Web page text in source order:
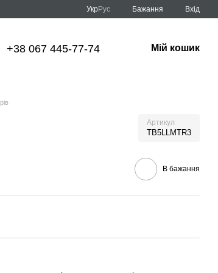
УкрРус Бажання Вхід
+38 067 445-77-74 Мій кошик
Артикул
TB5LLMTR3
В бажання